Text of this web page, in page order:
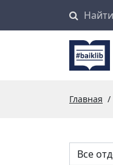
Поиск
Найти
Главная